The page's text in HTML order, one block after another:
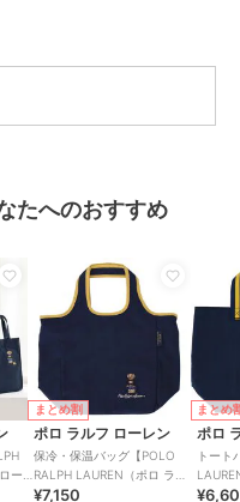
ーン、ネイビ
％
たへのおすすめ
ー
まとめ割
ポロ ラルフ ローレン
保冷・保温バッグ【POLO
RALPH LAUREN（ポロ ラル
フ ローレン）】
¥7,150
まとめ
ポロ
トート
レン）